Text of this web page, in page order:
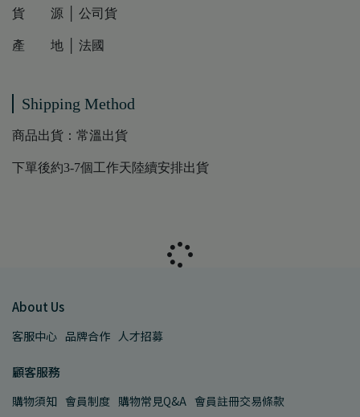
貨 源 │ 公司貨
產 地 │ 法國
Shipping Method
商品出貨：常溫出貨
下單後約3-7個工作天陸續安排出貨
About Us
客服中心 品牌合作 人才招募
顧客服務
購物須知 會員制度 購物常見Q&A 會員註冊交易條款